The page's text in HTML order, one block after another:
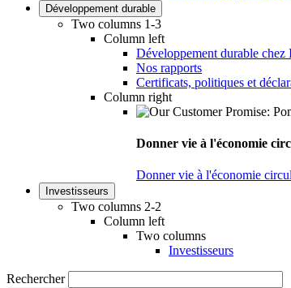
Développement durable
Two columns 1-3
Column left
Développement durable chez
Nos rapports
Certificats, politiques et
Column right
Donner vie à l'économie
Donner vie à l'économie
Investisseurs
Two columns 2-2
Column left
Two columns
Investisseurs
Rechercher